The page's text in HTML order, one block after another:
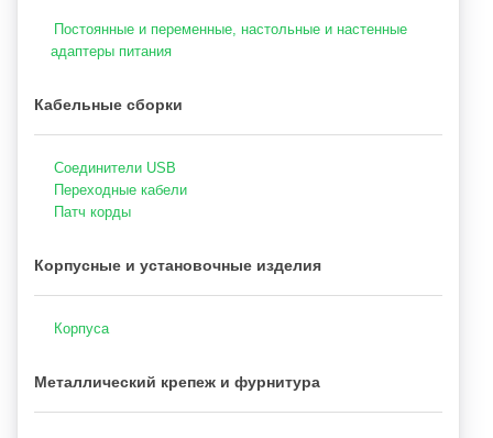
Постоянные и переменные, настольные и настенные
адаптеры питания
Кабельные сборки
Соединители USB
Переходные кабели
Патч корды
Корпусные и установочные изделия
Корпуса
Металлический крепеж и фурнитура